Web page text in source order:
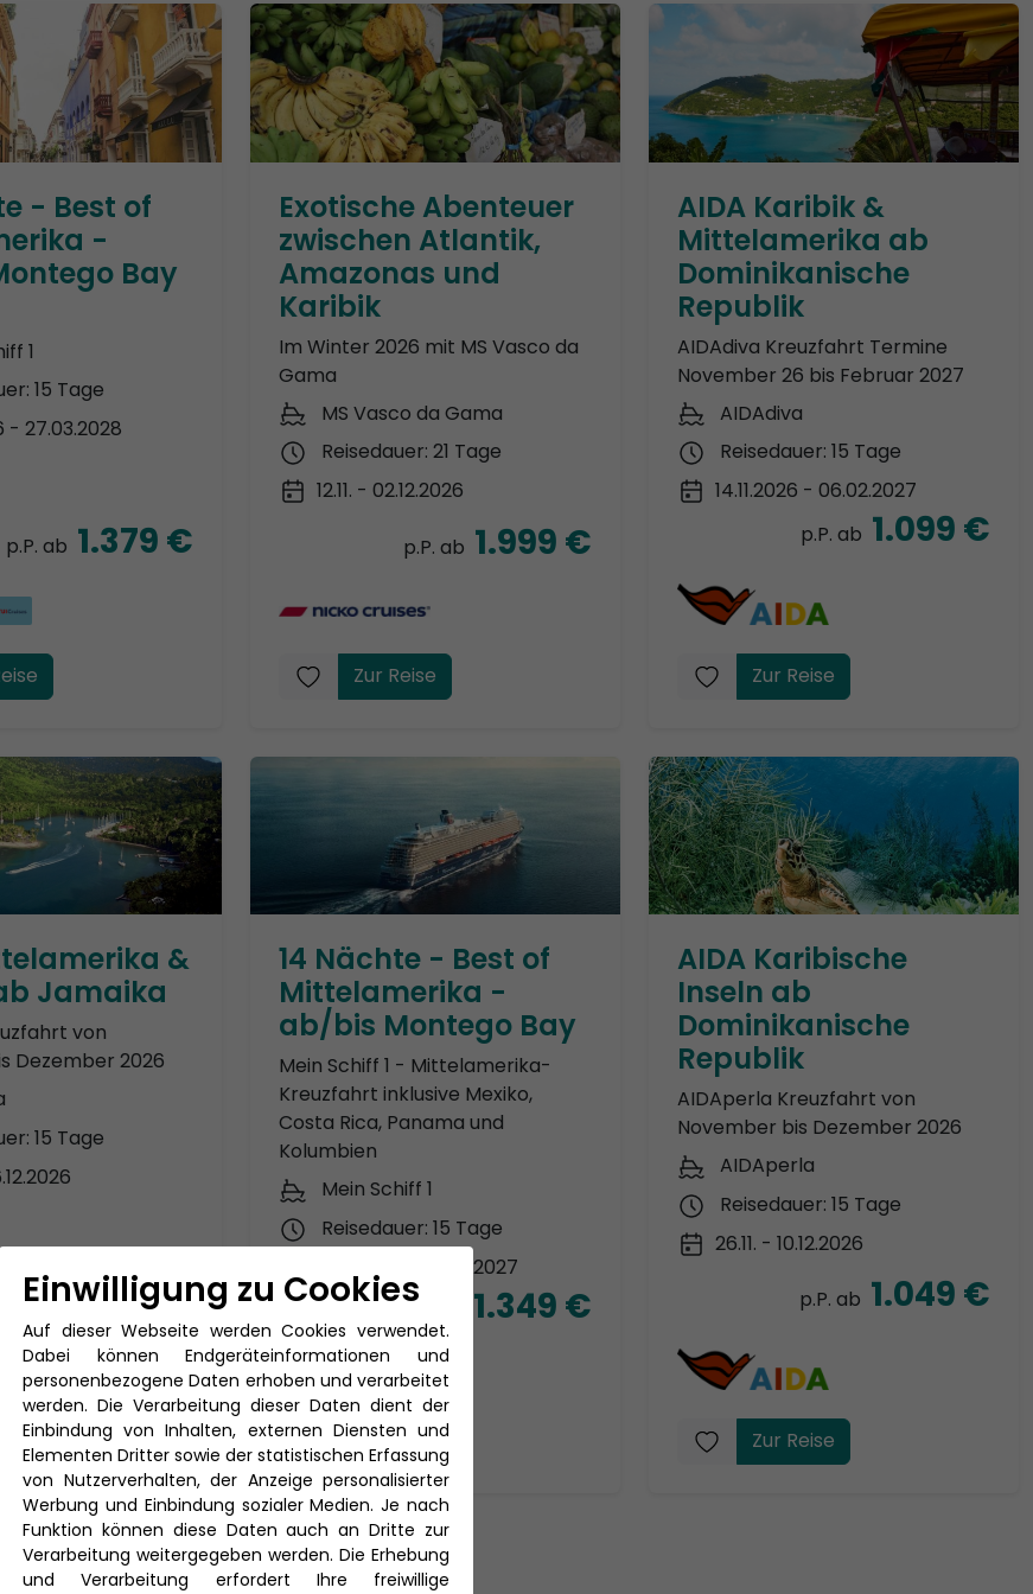
- Best of
-
Bay
1
15 Tage
- 27.03.2028
p.P. ab 1.379 €
Exotische Abenteuer
zwischen Atlantik,
Amazonas und
Karibik
Im Winter 2026 mit MS Vasco da
Gama
MS Vasco da Gama
Reisedauer: 21 Tage
12.11. - 02.12.2026
p.P. ab 1.999 €
Zur Reise
AIDA Karibik &
Mittelamerika ab
Dominikanische
Republik
AIDAdiva Kreuzfahrt Termine
November 26 bis Februar 2027
AIDAdiva
Reisedauer: 15 Tage
14.11.2026 - 06.02.2027
p.P. ab 1.099 €
Zur Reise
&
Jamaika
von
Dezember 2026
15 Tage
p.P. ab 1.165 €
14 Nächte - Best of
Mittelamerika -
ab/bis Montego Bay
Mein Schiff 1 - Mittelamerika-
Kreuzfahrt inklusive Mexiko,
Costa Rica, Panama und
Kolumbien
Mein Schiff 1
Reisedauer: 15 Tage
23.11.2026 - 29.03.2027
1.349 €
Zur Reise
AIDA Karibische
Inseln ab
Dominikanische
Republik
AIDAperla Kreuzfahrt von
November bis Dezember 2026
AIDAperla
Reisedauer: 15 Tage
26.11. - 10.12.2026
p.P. ab 1.049 €
Zur Reise
Mehr Kreuzfahrten
Einwilligung zu Cookies
Auf dieser Webseite werden Cookies verwendet.
Dabei können Endgeräteinformationen und
personenbezogene Daten erhoben und verarbeitet
werden. Die Verarbeitung dieser Daten dient der
Einbindung von Inhalten, externen Diensten und
Elementen Dritter sowie der statistischen Erfassung
von Nutzerverhalten, der Anzeige personalisierter
Werbung und Einbindung sozialer Medien. Je nach
Funktion können diese Daten auch an Dritte zur
Verarbeitung weitergegeben werden. Die Erhebung
und Verarbeitung erfordert Ihre freiwillige